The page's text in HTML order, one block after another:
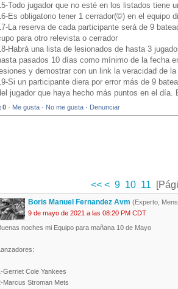
Todo jugador que no esté en los listados tiene
Es obligatorio tener 1 cerrador(©) en el equipo
La reserva de cada participante será de 9
para otro relevista o cerrador
Habrá una lista de lesionados de hasta 3
pasados 10 días como mínimo de la fecha
y demostrar con un link la veracidad de
Si un participante diera por error más de 9
jugador que haya hecho más puntos en el día.
0 · Me gusta · No me gusta · Denunciar
<< < 9 10 11
Boris Manuel Fernandez Avm (Experto,
9 de mayo de 2021 a las 08:20 PM CDT
noches mi Equipo para mañana 10 de Mayo
Gerriet Cole Yankees
Marcus Stroman Mets